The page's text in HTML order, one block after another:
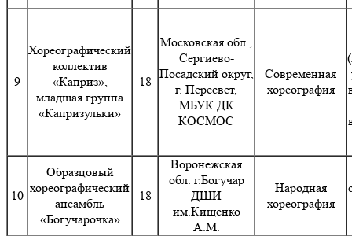
9
Хореографический
коллектив
«Каприз»,
младшая группа
«Капризульки»
18
Московская обл.,
Сергиево-
Посадский округ,
г. Пересвет,
МБУК ДК
КОСМОС
Современная
хореография
10
Образцовый
хореографический
ансамбль
«Богучарочка»
18
Воронежская
обл. г.Богучар
ДШИ
им.Кищенко
А.М.
Народная
хореография